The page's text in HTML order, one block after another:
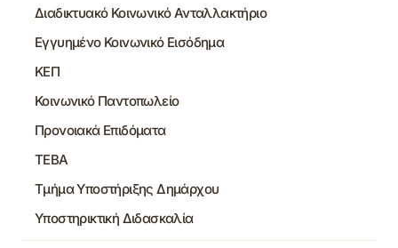
Διαδικτυακό Κοινωνικό Ανταλλακτήριο
Εγγυημένο Κοινωνικό Εισόδημα
ΚΕΠ
Κοινωνικό Παντοπωλείο
Προνοιακά Επιδόματα
ΤΕΒΑ
Τμήμα Υποστήριξης Δημάρχου
Υποστηρικτική Διδασκαλία